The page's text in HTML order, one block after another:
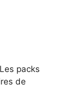
packs
de